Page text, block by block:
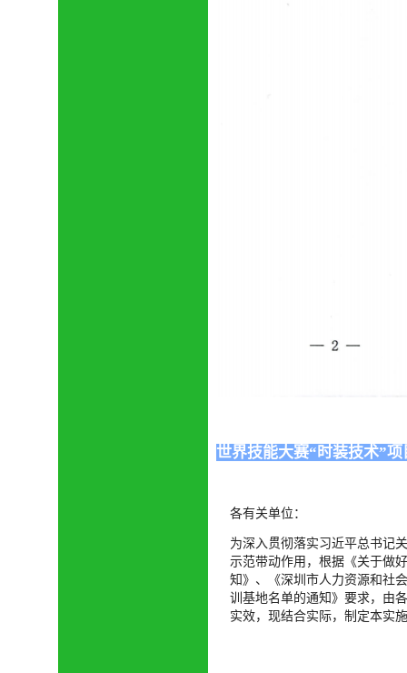
世界技能大赛“时装技术”
各有关单位：
为深入贯彻落实习近平总书记
示范带动作用，根据《关于做
知》、《深圳市人力资源和社
训基地名单的通知》要求，由
实效，现结合实际，制定本实